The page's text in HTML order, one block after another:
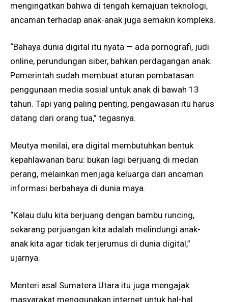
mengingatkan bahwa di tengah kemajuan teknologi,
ancaman terhadap anak-anak juga semakin kompleks.
“Bahaya dunia digital itu nyata — ada pornografi, judi
online, perundungan siber, bahkan perdagangan anak.
Pemerintah sudah membuat aturan pembatasan
penggunaan media sosial untuk anak di bawah 13
tahun. Tapi yang paling penting, pengawasan itu harus
datang dari orang tua,” tegasnya.
Meutya menilai, era digital membutuhkan bentuk
kepahlawanan baru: bukan lagi berjuang di medan
perang, melainkan menjaga keluarga dari ancaman
informasi berbahaya di dunia maya.
“Kalau dulu kita berjuang dengan bambu runcing,
sekarang perjuangan kita adalah melindungi anak-
anak kita agar tidak terjerumus di dunia digital,”
ujarnya.
Menteri asal Sumatera Utara itu juga mengajak
masyarakat menggunakan internet untuk hal-hal